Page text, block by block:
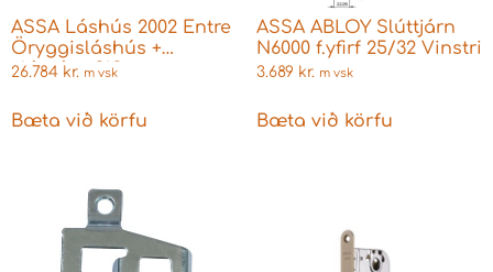
ASSA Láshús 2002 Entre
Öryggisláshús +
slúttjárn SIS
26.784 kr. m vsk
Bæta við körfu
ASSA ABLOY Slúttjárn
N6000 f.yfirf 25/32 Vinstri
3.689 kr. m vsk
Bæta við körfu